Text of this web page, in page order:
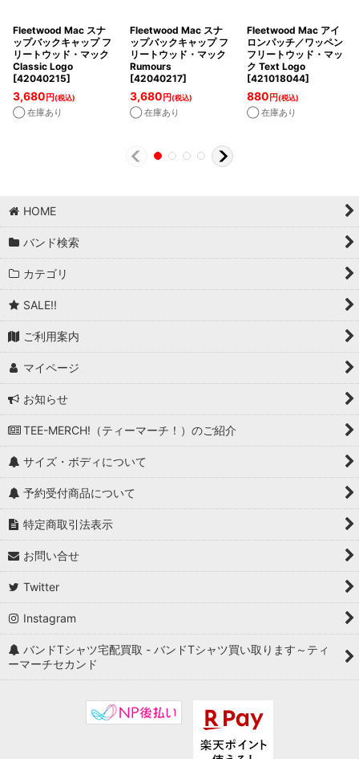
Fleetwood Mac スナ
ップバックキャップ フ
リートウッド・マック
Classic Logo
[42040215]
3,680 円(税込)
◯ 在庫あり
Fleetwood Mac スナ
ップバックキャップ フ
リートウッド・マック
Rumours
[42040217]
3,680 円(税込)
◯ 在庫あり
Fleetwood Mac アイ
ロンパッチ／ワッペン
フリートウッド・マッ
ク Text Logo
[421018044]
880 円(税込)
◯ 在庫あり
HOME
バンド検索
カテゴリ
SALE!!
ご利用案内
マイページ
お知らせ
TEE-MERCH!（ティーマーチ！）のご紹介
サイズ・ボディについて
予約受付商品について
特定商取引法表示
お問い合せ
Twitter
Instagram
バンドTシャツ宅配買取 - バンドTシャツ買い取ります～ティ
ーマーチセカンド